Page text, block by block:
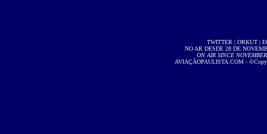
TWITTER | ORKUT |
NO AR DESDE 28 DE
ON AIR SINCE
AVIAÇÃOPAULISTA.COM -